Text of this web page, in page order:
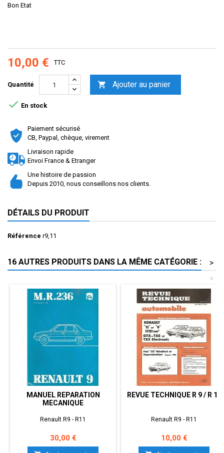
Bon Etat
10,00 € TTC
Quantité  Ajouter au panier
 En stock
Paiement sécurisé
CB, Paypal, chèque, virement
Livraison rapide
Envoi France & Etranger
Une histoire de passion
Depuis 2010, nous conseillons nos clients.
DÉTAILS DU PRODUIT
Référence r9,11
16 AUTRES PRODUITS DANS LA MÊME CATÉGORIE :
>
<
MANUEL REPARATION
MECANIQUE
Renault R9 - R11
Prix
30,00 €
REVUE TECHNIQUE R 9 / R 11
Renault R9 - R11
Prix
10,00 €